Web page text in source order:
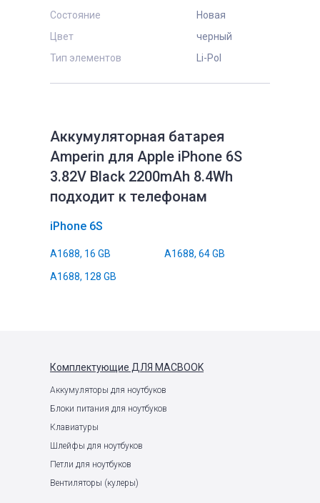
Состояние
Новая
Цвет
черный
Тип элементов
Li-Pol
Аккумуляторная батарея
Amperin для Apple iPhone 6S
3.82V Black 2200mAh 8.4Wh
подходит к телефонам
iPhone 6S
A1688, 16 GB
A1688, 64 GB
A1688, 128 GB
Комплектующие ДЛЯ MACBOOK
Аккумуляторы для ноутбуков
Блоки питания для ноутбуков
Клавиатуры
Шлейфы для ноутбуков
Петли для ноутбуков
Вентиляторы (кулеры)